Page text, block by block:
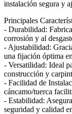
instalación segura y
Principales
- Durabilidad:
corrosión y al
- Ajustabilidad:
una fijación óptima
- Versatilidad: Ideal
construcción y
- Facilidad de
cáncamo/tuerca
- Estabilidad:
seguridad y calidad